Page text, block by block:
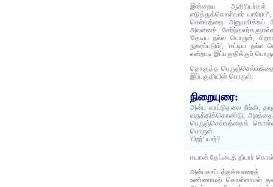
இன்றைய
எடுத்துக்கொள்வார் யாரோ?',
செல்வத்தை அனுபவிக்கப்
அவனைச்
'தேடிய நல்ல பொருள்,
நுகரப்படும்', 'ஈட்டிய நல்ல
என்றபடி இப்பகுதிக்குப்
தொகுத்த
இப்பகுதியின் பொருள்.
நிறையுரை:
அன்பு காட்டுதலை நீங்கி,
வருத்திக்கொண்டு,
பெருஞ்செல்வத்தைக்
பொருள்.
'பிறர்' யார்?
ஈயான் தேட்டைத் தீயார்
அன்புகாட்டத்தக்கவரைத்
உண்ணாமல் கொள்ளாமல்